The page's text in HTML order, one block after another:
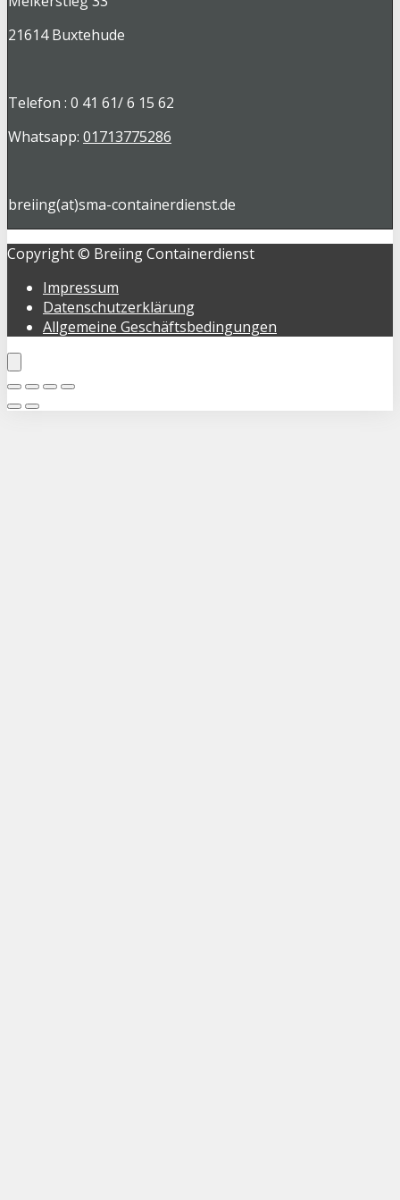
21614 Buxtehude
Telefon : 0 41 61/ 6 15 62
Whatsapp: 01713775286
breiing(at)sma-containerdienst.de
Copyright © Breiing Containerdienst
Impressum
Datenschutzerklärung
Allgemeine Geschäftsbedingungen